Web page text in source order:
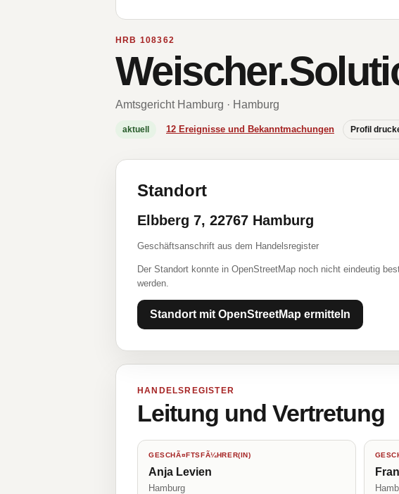
HRB 108362
Amtsgericht Hamburg · Hamburg
aktuell 12 Ereignisse und Bekanntmachungen Profil
Standort
Elbberg 7, 22767 Hamburg
Geschäftsanschrift aus dem Handelsregister
Der Standort konnte in OpenStreetMap noch nicht eindeutig
werden.
Standort mit OpenStreetMap ermitteln
HANDELSREGISTER
Leitung und Vertretung
GESCHÃ¤FTSFÃ¼HRER(IN)
Anja Levien
Hamburg